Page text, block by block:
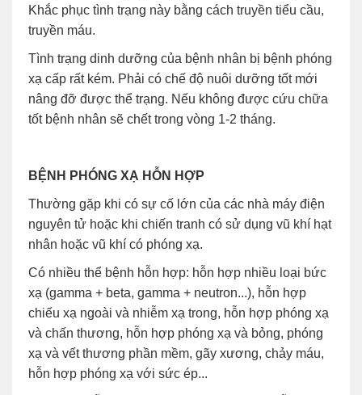
Khắc phục tình trạng này bằng cách truyền tiểu cầu,
truyền máu.
Tình trạng dinh dưỡng của bệnh nhân bị bệnh phóng
xạ cấp rất kém. Phải có chế độ nuôi dưỡng tốt mới
nâng đỡ được thể trạng. Nếu không được cứu chữa
tốt bệnh nhân sẽ chết trong vòng 1-2 tháng.
BỆNH PHÓNG XẠ HỖN HỢP
Thường gặp khi có sự cố lớn của các nhà máy điện
nguyên tử hoặc khi chiến tranh có sử dụng vũ khí hạt
nhân hoặc vũ khí có phóng xạ.
Có nhiều thể bệnh hỗn hợp: hỗn hợp nhiều loại bức
xạ (gamma + beta, gamma + neutron...), hỗn hợp
chiếu xạ ngoài và nhiễm xạ trong, hỗn hợp phóng xạ
và chấn thương, hỗn hợp phóng xạ và bỏng, phóng
xạ và vết thương phần mềm, gãy xương, chảy máu,
hỗn hợp phóng xạ với sức ép...